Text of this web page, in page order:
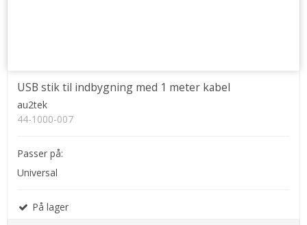
USB stik til indbygning med 1 meter kabel
au2tek
44-1000-007
Passer på:
Universal
På lager